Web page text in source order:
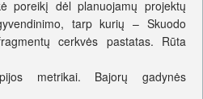
poreikį dėl planuojamų projektų
tarp kurių – Skuodo
cerkvės pastatas. Rūta
metrikai. Bajorų gadynės